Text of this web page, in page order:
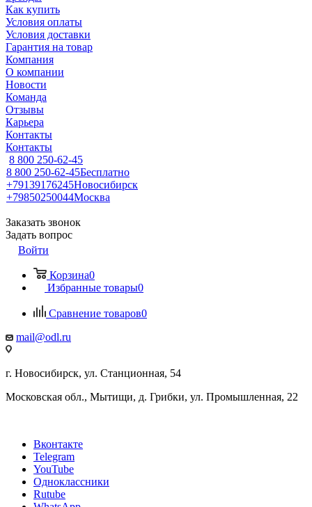
Как купить
Условия оплаты
Условия доставки
Гарантия на товар
Компания
О компании
Новости
Команда
Отзывы
Карьера
Контакты
Контакты
8 800 250-62-45
8 800 250-62-45Бесплатно
+79139176245Новосибирск
+79850250044Москва
Заказать звонок
Задать вопрос
Войти
Корзина0
Избранные товары0
Сравнение товаров0
mail@odl.ru
г. Новосибирск, ул. Станционная, 54
Московская обл., Мытищи, д. Грибки, ул. Промышленная, 22
Вконтакте
Telegram
YouTube
Одноклассники
Rutube